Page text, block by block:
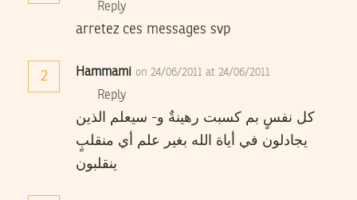
Reply
arretez ces messages svp
2 Hammami on 24/06/2011 at 24/06/2011
Reply
كل نفسٍ بم كسبت رهينةٌ و- سيعلم الذين
يجادلون في أياة الله بغير علم أي منقلبٍ
ينقلبون